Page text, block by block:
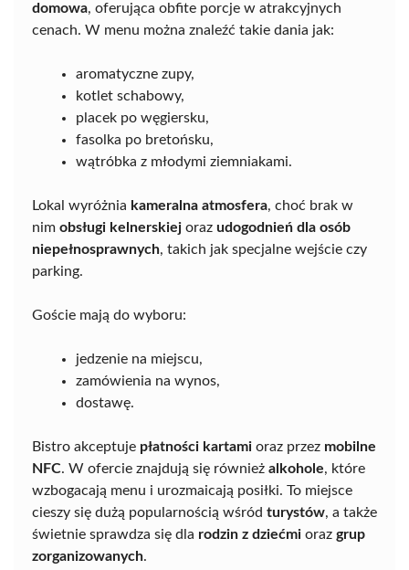
domowa, oferująca obfite porcje w atrakcyjnych
cenach. W menu można znaleźć takie dania jak:
aromatyczne zupy,
kotlet schabowy,
placek po węgiersku,
fasolka po bretońsku,
wątróbka z młodymi ziemniakami.
Lokal wyróżnia kameralna atmosfera, choć brak w
nim obsługi kelnerskiej oraz udogodnień dla osób
niepełnosprawnych, takich jak specjalne wejście czy
parking.
Goście mają do wyboru:
jedzenie na miejscu,
zamówienia na wynos,
dostawę.
Bistro akceptuje płatności kartami oraz przez mobilne
NFC. W ofercie znajdują się również alkohole, które
wzbogacają menu i urozmaicają posiłki. To miejsce
cieszy się dużą popularnością wśród turystów, a także
świetnie sprawdza się dla rodzin z dziećmi oraz grup
zorganizowanych.